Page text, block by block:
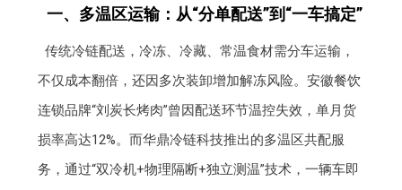
一、多温区运输：从“分单配送”到“一车搞定”
传统冷链配送，冷冻、冷藏、常温食材需分车运输，
不仅成本翻倍，还因多次装卸增加解冻风险。安徽餐饮
连锁品牌“刘炭长烤肉”曾因配送环节温控失效，单月货
损率高达12%。而华鼎冷链科技推出的多温区共配服
务，通过“双冷机+物理隔断+独立测温”技术，一辆车即